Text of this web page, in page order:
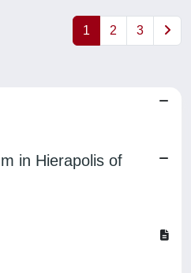
1 2 3
in Hierapolis of